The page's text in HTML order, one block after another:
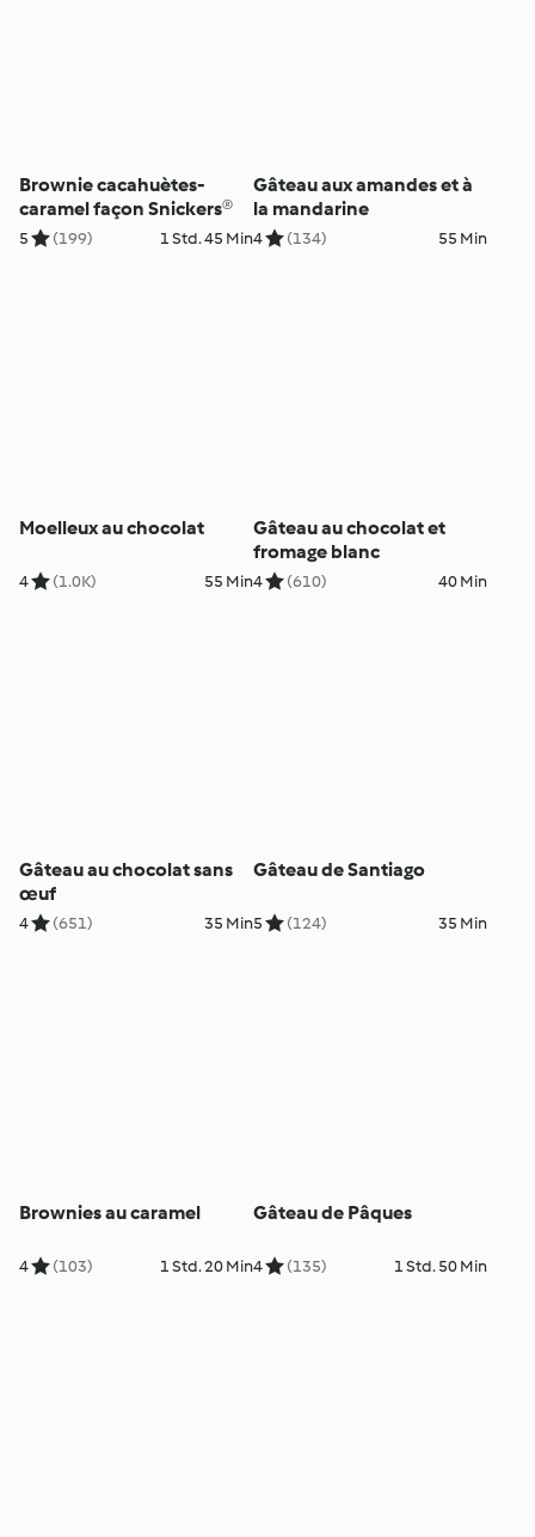
Brownie cacahuètes-
caramel façon Snickers®
5 (199) 1 Std. 45 Min
Gâteau aux amandes et à
la mandarine
4 (134) 55 Min
Moelleux au chocolat
4 (1.0K) 55 Min
Gâteau au chocolat et
fromage blanc
4 (610) 40 Min
Gâteau au chocolat sans
œuf
4 (651) 35 Min
Gâteau de Santiago
5 (124) 35 Min
Brownies au caramel
4 (103) 1 Std. 20 Min
Gâteau de Pâques
4 (135) 1 Std. 50 Min